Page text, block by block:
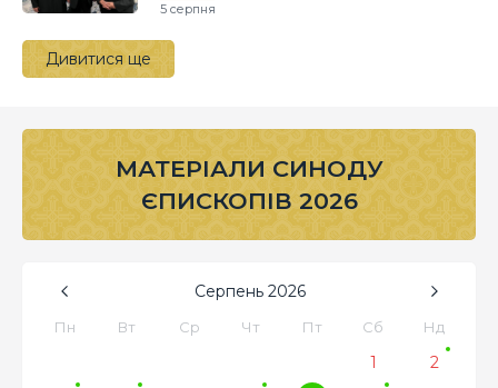
5 серпня
Дивитися ще
МАТЕРІАЛИ СИНОДУ
ЄПИСКОПІВ 2026
Серпень 2026
Пн Вт Ср Чт Пт Сб Нд
1
2